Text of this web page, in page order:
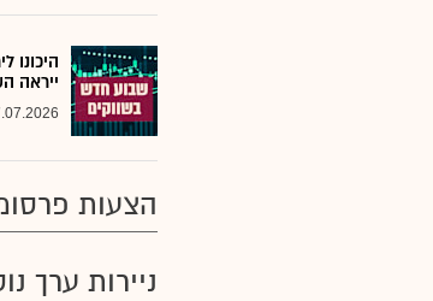
היכונו
ייראה
הצעות
ניירות ערך